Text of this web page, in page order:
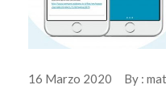
16 Marzo 2020 By :